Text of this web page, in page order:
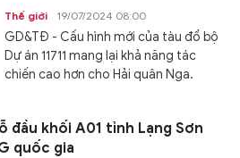
Thế giới 19/07/2024 08:00
GD&TĐ - Cấu hình mới của tàu đổ bộ
Dự án 11711 mang lại khả năng tác
chiến cao hơn cho Hải quân Nga.
đầu khối A01 tỉnh Lạng Sơn
quốc gia